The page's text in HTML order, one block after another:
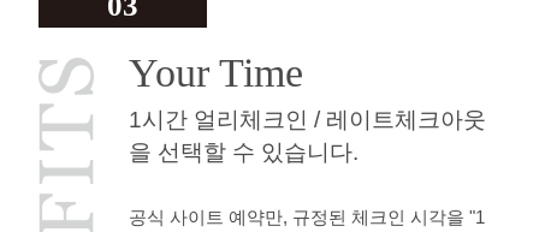
Your Time
1시간 얼리체크인 / 레이트체크아웃
을 선택할 수 있습니다.
공식 사이트 예약만, 규정된 체크인 시각을 "1